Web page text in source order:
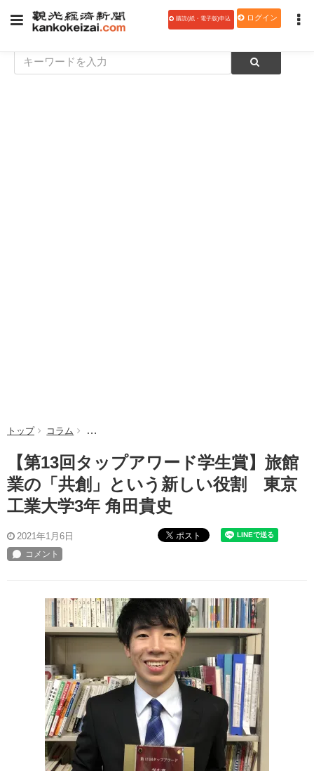
購読(紙・電子版)申込 ログイン
トップ コラム 【第13回タップアワード学生賞】旅館業の「共創」
【第13回タップアワード学生賞】旅館
業の「共創」という新しい役割 東京
工業大学3年 角田貴史
2021年1月6日 ポスト